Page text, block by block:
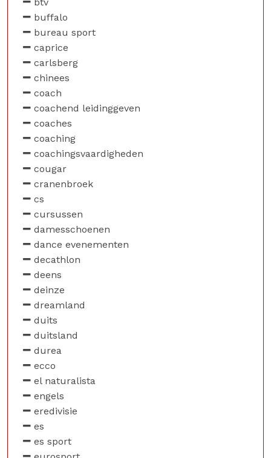
btv
buffalo
bureau sport
caprice
carlsberg
chinees
coach
coachend leidinggeven
coaches
coaching
coachingsvaardigheden
cougar
cranenbroek
cs
cursussen
damesschoenen
dance evenementen
decathlon
deens
deinze
dreamland
duits
duitsland
durea
ecco
el naturalista
engels
eredivisie
es
es sport